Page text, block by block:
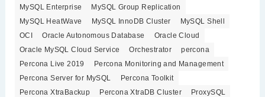
MySQL Enterprise
MySQL Group Replication
MySQL HeatWave
MySQL InnoDB Cluster
MySQL Shell
OCI
Oracle Autonomous Database
Oracle Cloud
Oracle MySQL Cloud Service
Orchestrator
percona
Percona Live 2019
Percona Monitoring and Management
Percona Server for MySQL
Percona Toolkit
Percona XtraBackup
Percona XtraDB Cluster
ProxySQL